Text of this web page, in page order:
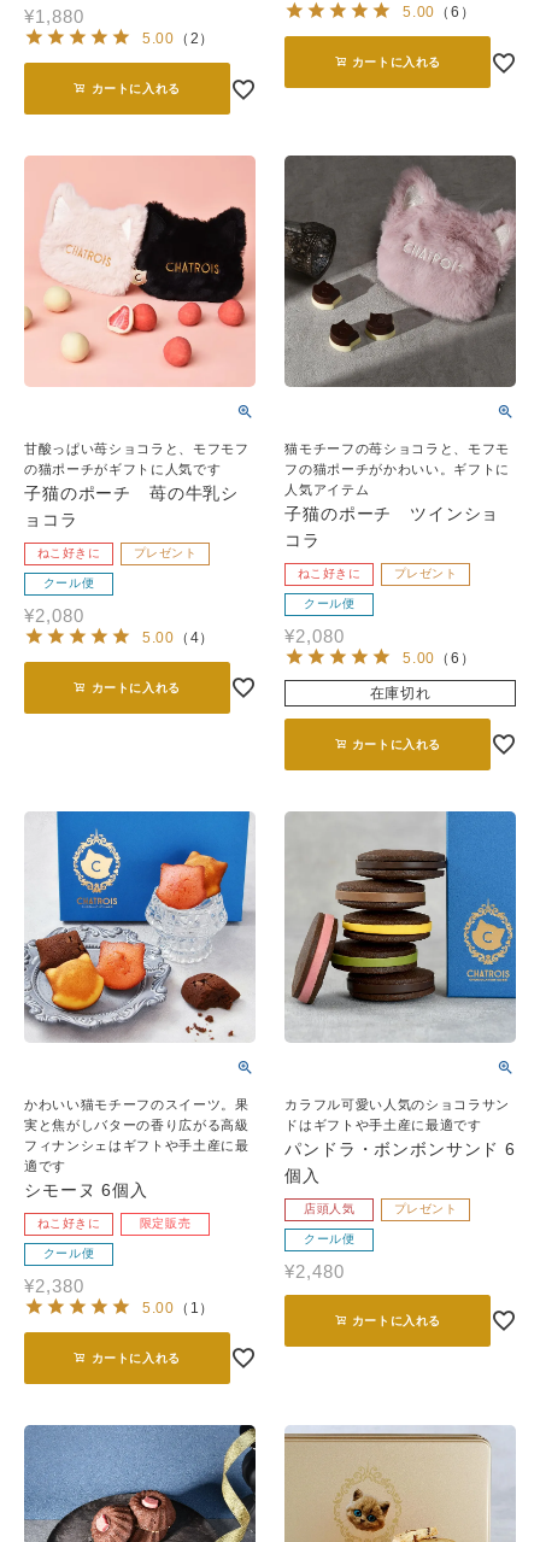
¥1,880
5.00 （ 2 ）
カートに入れる
5.00 （ 6 ）
カートに入れる
甘酸っぱい苺ショコラと、モフモフ
の猫ポーチがギフトに人気です
子猫のポーチ 苺の牛乳シ
ョコラ
ねこ好きに プレゼント
クール便
¥2,080
5.00 （ 4）
カートに入れる
猫モチーフの苺ショコラと、モフモ
フの猫ポーチがかわいい。ギフトに
人気アイテム
子猫のポーチ ツインショ
コラ
ねこ好きに プレゼント
クール便
¥2,080
5.00 （ 6 ）
在庫切れ
カートに入れる
かわいい猫モチーフのスイーツ。果
実と焦がしバターの香り広がる高級
フィナンシェはギフトや手土産に最
適です
シモーヌ 6個入
ねこ好きに 限定販売
クール便
¥2,380
5.00 （ 1 ）
カートに入れる
カラフル可愛い人気のショコラサン
ドはギフトや手土産に最適です
パンドラ・ボンボンサンド 6
個入
店頭人気 プレゼント
クール便
¥2,480
カートに入れる